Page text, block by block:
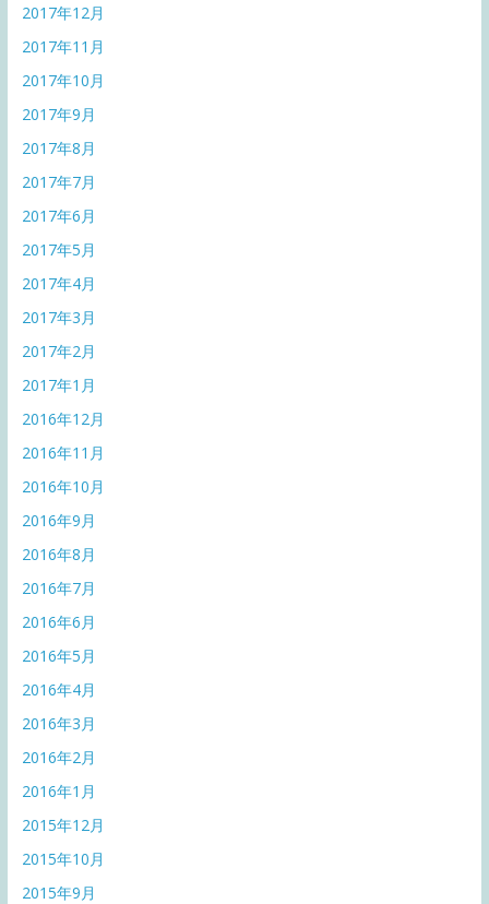
2017年12月
2017年11月
2017年10月
2017年9月
2017年8月
2017年7月
2017年6月
2017年5月
2017年4月
2017年3月
2017年2月
2017年1月
2016年12月
2016年11月
2016年10月
2016年9月
2016年8月
2016年7月
2016年6月
2016年5月
2016年4月
2016年3月
2016年2月
2016年1月
2015年12月
2015年10月
2015年9月